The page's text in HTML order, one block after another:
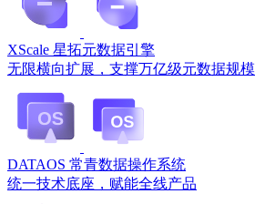
XScale 星拓元数据引擎
无限横向扩展，支撑万亿级元数据规模
DATAOS 常青数据操作系统
统一技术底座，赋能全线产品